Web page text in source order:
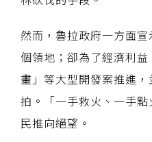
然而，魯拉政府一方面
個領地；卻為了經濟利
畫」等大型開發案推進
拍。「一手救火、一手
民推向絕望。